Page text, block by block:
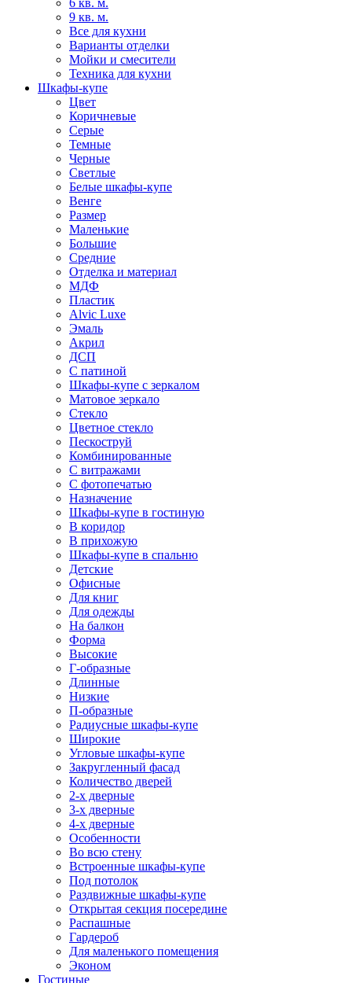
6 кв. м.
9 кв. м.
Все для кухни
Варианты отделки
Мойки и смесители
Техника для кухни
Шкафы-купе
Цвет
Коричневые
Серые
Темные
Черные
Светлые
Белые шкафы-купе
Венге
Размер
Маленькие
Большие
Средние
Отделка и материал
МДФ
Пластик
Alvic Luxe
Эмаль
Акрил
ДСП
С патиной
Шкафы-купе с зеркалом
Матовое зеркало
Стекло
Цветное стекло
Пескоструй
Комбинированные
С витражами
С фотопечатью
Назначение
Шкафы-купе в гостиную
В коридор
В прихожую
Шкафы-купе в спальню
Детские
Офисные
Для книг
Для одежды
На балкон
Форма
Высокие
Г-образные
Длинные
Низкие
П-образные
Радиусные шкафы-купе
Широкие
Угловые шкафы-купе
Закругленный фасад
Количество дверей
2-х дверные
3-х дверные
4-х дверные
Особенности
Во всю стену
Встроенные шкафы-купе
Под потолок
Раздвижные шкафы-купе
Открытая секция посередине
Распашные
Гардероб
Для маленького помещения
Эконом
Гостиные